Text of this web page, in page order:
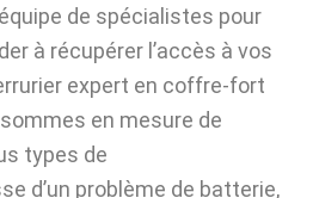
de spécialistes pour
à récupérer l’accès à vos
expert en coffre-fort
en mesure de
types de
d’un problème de batterie,